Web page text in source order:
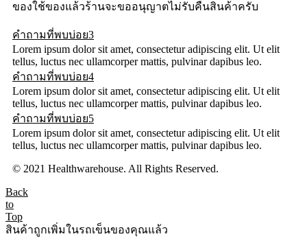
ของใช้ของแล้วร้านจะขออนุญาตไม่รับคืนสินค้าครับ
คำถามที่พบบ่อย3
Lorem ipsum dolor sit amet, consectetur adipiscing elit. Ut elit
tellus, luctus nec ullamcorper mattis, pulvinar dapibus leo.
คำถามที่พบบ่อย4
Lorem ipsum dolor sit amet, consectetur adipiscing elit. Ut elit
tellus, luctus nec ullamcorper mattis, pulvinar dapibus leo.
คำถามที่พบบ่อย5
Lorem ipsum dolor sit amet, consectetur adipiscing elit. Ut elit
tellus, luctus nec ullamcorper mattis, pulvinar dapibus leo.
© 2021 Healthwarehouse. All Rights Reserved.
Back
to
Top
สินค้าถูกเพิ่มในรถเข็นของคุณแล้ว